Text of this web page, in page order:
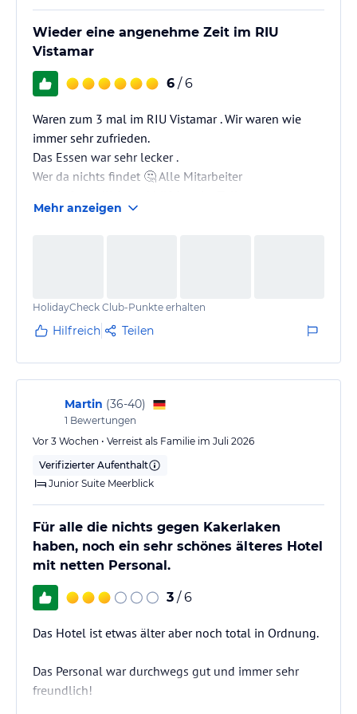
Wieder eine angenehme Zeit im RIU
Vistamar
6 / 6
Waren zum 3 mal im RIU Vistamar . Wir waren wie
immer sehr zufrieden.
Das Essen war sehr lecker .
Wer da nichts findet 🤔 Alle Mitarbeiter
abwechslungsreiches Abendprogramm
Mehr anzeigen
HolidayCheck Club-Punkte erhalten
Hilfreich Teilen
Martin (36-40)
1 Bewertungen
Vor 3 Wochen • Verreist als Familie im Juli 2026
Verifizierter Aufenthalt
Junior Suite Meerblick
Für alle die nichts gegen Kakerlaken
haben, noch ein sehr schönes älteres Hotel
mit netten Personal.
3 / 6
Das Hotel ist etwas älter aber noch total in Ordnung.
Das Personal war durchwegs gut und immer sehr
freundlich!